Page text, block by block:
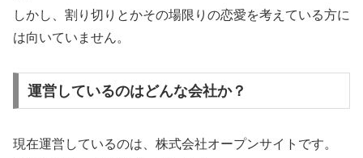
しかし、割り切りとかその場限りの恋愛を考えている方に
は向いていません。
運営しているのはどんな会社か？
現在運営しているのは、株式会社オープンサイトです。